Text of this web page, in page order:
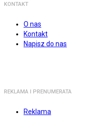
KONTAKT
O nas
Kontakt
Napisz do nas
REKLAMA I PRENUMERATA
Reklama